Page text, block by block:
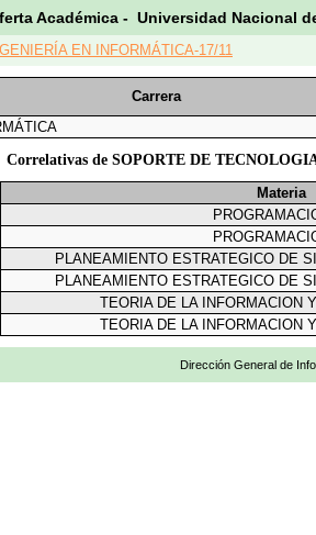
Académica - Universidad Nacional
EN INFORMÁTICA-17/11
Carrera
Correlativas de SOPORTE DE
Materia
PLANEAMIENTO ESTRATEGICO DE
PLANEAMIENTO ESTRATEGICO DE
TEORIA DE LA INFORMACION
TEORIA DE LA INFORMACION
Dirección General de